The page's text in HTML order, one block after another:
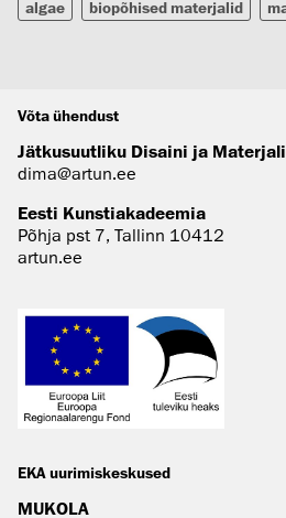
algae biopõhised materjalid
Võta ühendust
Jätkusuutliku Disaini ja
dima@artun.ee
Eesti Kunstiakadeemia
Põhja pst 7, Tallinn 10412
artun.ee
EKA uurimiskeskused
MUKOLA